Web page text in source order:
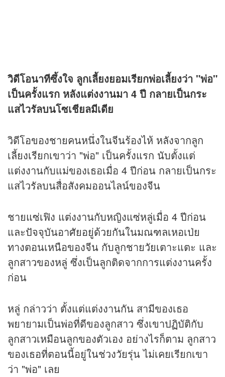
วิดีโอนาทีซึ้งใจ ลูกเลี้ยงยอมเรียกพ่อเลี้ยงว่า "พ่อ"
เป็นครั้งแรก หลังแต่งงานมา 4 ปี กลายเป็นกระ
แสไวรัลบนโซเชียลมีเดีย
วิดีโอของชายคนหนึ่งในจีนร้องไห้ หลังจากลูก
เลี้ยงเรียกเขาว่า "พ่อ" เป็นครั้งแรก นับตั้งแต่
แต่งงานกับแม่ของเธอเมื่อ 4 ปีก่อน กลายเป็นกระ
แสไวรัลบนสื่อสังคมออนไลน์ของจีน
ชายแซ่เฟิง แต่งงานกับหญิงแซ่หลู่เมื่อ 4 ปีก่อน
และปัจจุบันอาศัยอยู่ด้วยกันในมณฑลเหอเป่ย
ทางตอนเหนือของจีน กับลูกชายวัยเตาะแตะ และ
ลูกสาวของหลู่ ซึ่งเป็นลูกติดจากการแต่งงานครั้ง
ก่อน
หลู่ กล่าวว่า ตั้งแต่แต่งงานกัน สามีของเธอ
พยายามเป็นพ่อที่ดีของลูกสาว ซึ่งเขาปฏิบัติกับ
ลูกสาวเหมือนลูกของตัวเอง อย่างไรก็ตาม ลูกสาว
ของเธอที่ตอนนี้อยู่ในช่วงวัยรุ่น ไม่เคยเรียกเขา
ว่า "พ่อ" เลย